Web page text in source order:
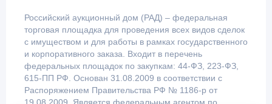
Российский аукционный дом (РАД) – федеральная
торговая площадка для проведения всех видов сделок
с имуществом и для работы в рамках государственного
и корпоративного заказа. Входит в перечень
федеральных площадок по закупкам: 44-ФЗ, 223-ФЗ,
615-ПП РФ. Основан 31.08.2009 в соответствии с
Распоряжением Правительства РФ № 1186-р от